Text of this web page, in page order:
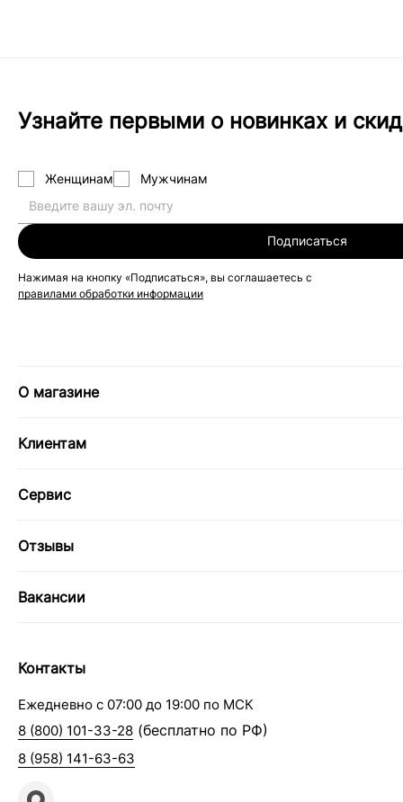
Узнайте первыми о новинках и
Женщинам Мужчинам
Подписаться
Нажимая на кнопку «Подписаться», вы соглашаетесь с
правилами обработки информации
О магазине
Клиентам
Сервис
Отзывы
Вакансии
Контакты
Ежедневно с 07:00 до 19:00 по МСК
8 (800) 101-33-28 (бесплатно по РФ)
8 (958) 141-63-63